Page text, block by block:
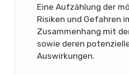
Eine Aufzählung der
Risiken und Gefahren
Zusammenhang mit
sowie deren
Auswirkungen.